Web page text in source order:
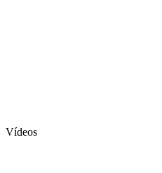
Vídeos